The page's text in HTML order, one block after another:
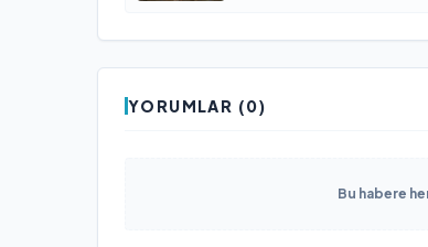
YORUMLAR (0)
Bu habere